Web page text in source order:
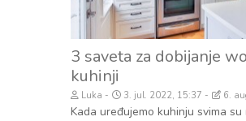
3 saveta za dobijanje
kuhinji
Luka 3. jul. 2022, 15:37 6.
Kada uređujemo kuhinju svima